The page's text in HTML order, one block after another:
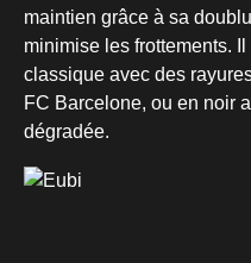
maintien grâce à sa
minimise les frottements.
classique avec des
FC Barcelone, ou en noir
dégradée.